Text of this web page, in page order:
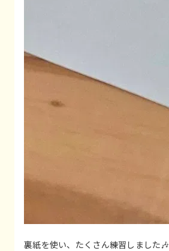
裏紙を使い、たくさん練習しました🎶